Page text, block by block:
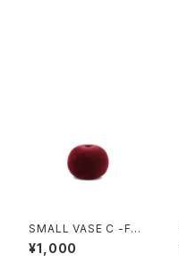
SMALL VASE C -FLO
CKY-
¥1,000